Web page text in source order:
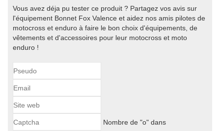
Vous avez déja pu tester ce produit ? Partagez vos avis sur
l'équipement Bonnet Fox Valence et aidez nos amis pilotes de
motocross et enduro à faire le bon choix d'équipements, de
vêtements et d'accessoires pour leur motocross et moto
enduro !
Nombre de "o" dans